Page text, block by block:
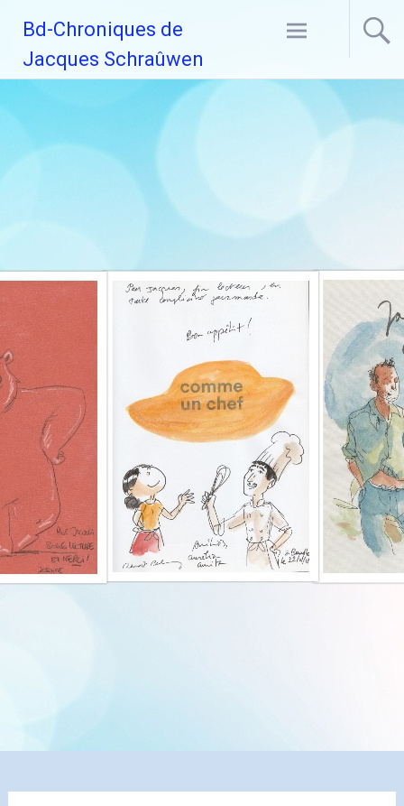
contenu
principal
Bd-Chroniques de
Jacques Schraûwen